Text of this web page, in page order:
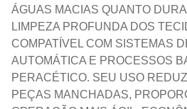
ÁGUAS MACIAS QUANTO
LIMPEZA PROFUNDA DOS
COMPATÍVEL COM SISTEMAS
AUTOMÁTICA E PROCESSOS
PERACÉTICO. SEU USO
PEÇAS MANCHADAS,